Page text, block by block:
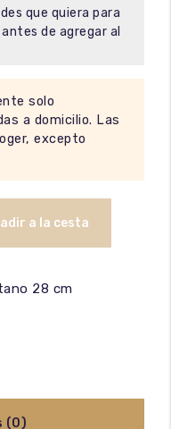
que quiera para
antes de agregar al
solo
a domicilio. Las
excepto
a la cesta
28 cm
(0)